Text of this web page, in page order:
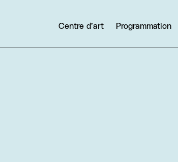
Centre d’art Programmation